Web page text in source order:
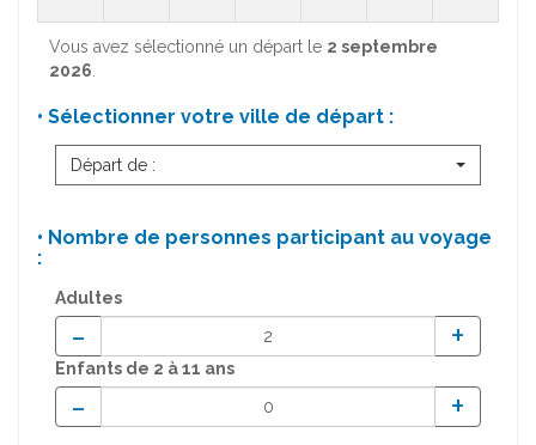
Vous avez sélectionné un départ le 2 septembre
2026.
• Sélectionner votre ville de départ :
Départ de :
• Nombre de personnes participant au voyage
:
Adultes
- +
Enfants de 2 à 11 ans
- +